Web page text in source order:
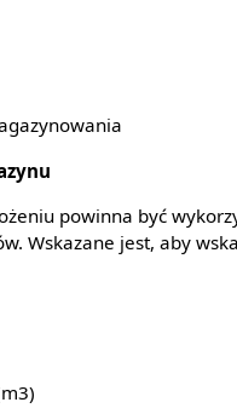
powinna być
Wskazane jest, aby